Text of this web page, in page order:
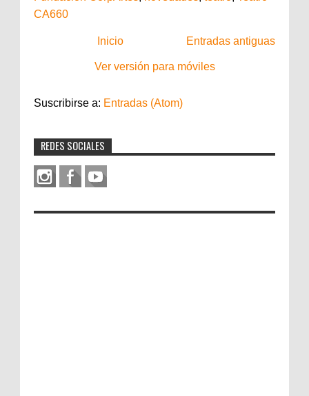
CA660
Entradas antiguas
Inicio
Ver versión para móviles
Suscribirse a: Entradas (Atom)
REDES SOCIALES